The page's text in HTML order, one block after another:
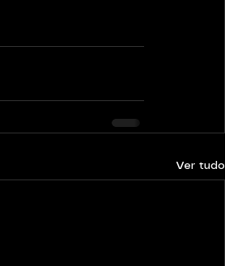
Ver tudo